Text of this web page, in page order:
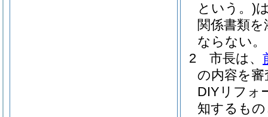
という。)
関係書類
ならない。
2
市長は、
の内容を
DIYリフォ
知するも